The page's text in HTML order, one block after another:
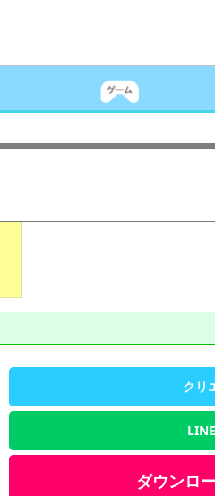
クリ
ダウンロ